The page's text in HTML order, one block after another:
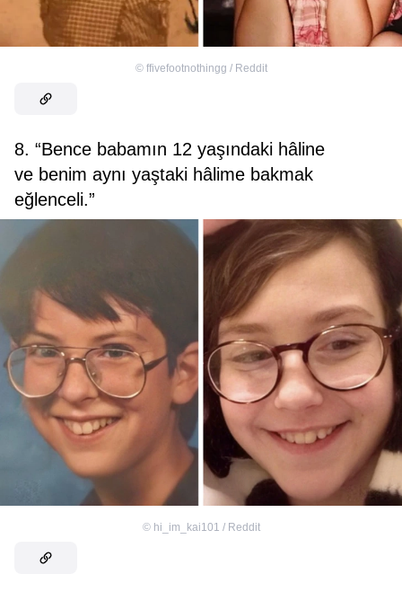
© ffivefootnothingg / Reddit
8. “Bence babamın 12 yaşındaki hâline
ve benim aynı yaştaki hâlime bakmak
eğlenceli.”
© hi_im_kai101 / Reddit